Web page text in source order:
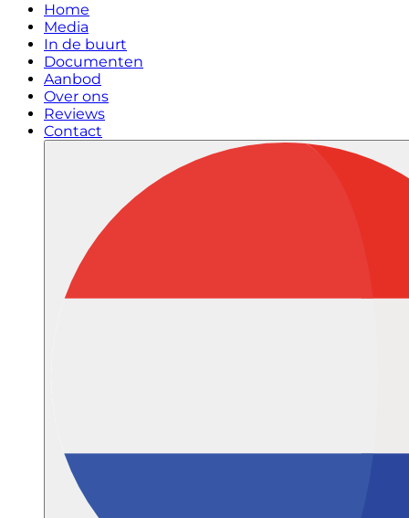
Home
Media
In de buurt
Documenten
Aanbod
Over ons
Reviews
Contact